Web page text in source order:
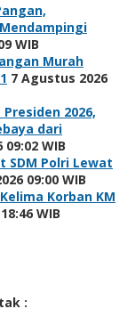
WIB
Murah
7 Agustus 2026
2026,
dari
WIB
SDM Polri Lewat
09:00 WIB
Korban KM
WIB
: